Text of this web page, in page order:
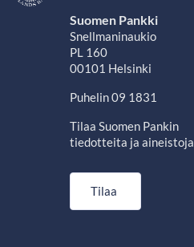
Suomen Pankki
Snellmaninaukio
PL 160
00101 Helsinki
Puhelin 09 1831
Tilaa Suomen Pankin
tiedotteita ja aineistoja
Tilaa